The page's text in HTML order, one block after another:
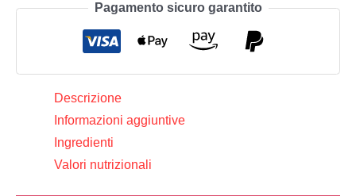
Mochi,
Dango
Pagamento sicuro garantito
Descrizione
Informazioni aggiuntive
Ingredienti
Valori nutrizionali